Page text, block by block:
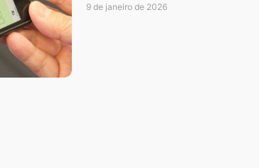
9 de janeiro de 2026